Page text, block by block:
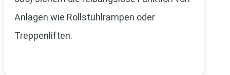
Anlagen wie Rollstuhlrampen oder
Treppenliften.